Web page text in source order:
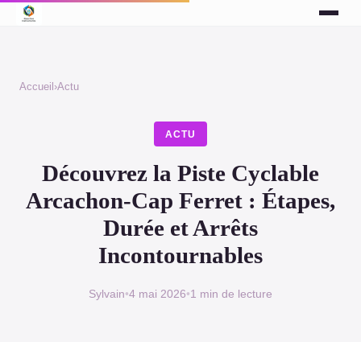
Accueil ›Actu
ACTU
Découvrez la Piste Cyclable
Arcachon-Cap Ferret : Étapes,
Durée et Arrêts
Incontournables
Sylvain•4 mai 2026•1 min de lecture